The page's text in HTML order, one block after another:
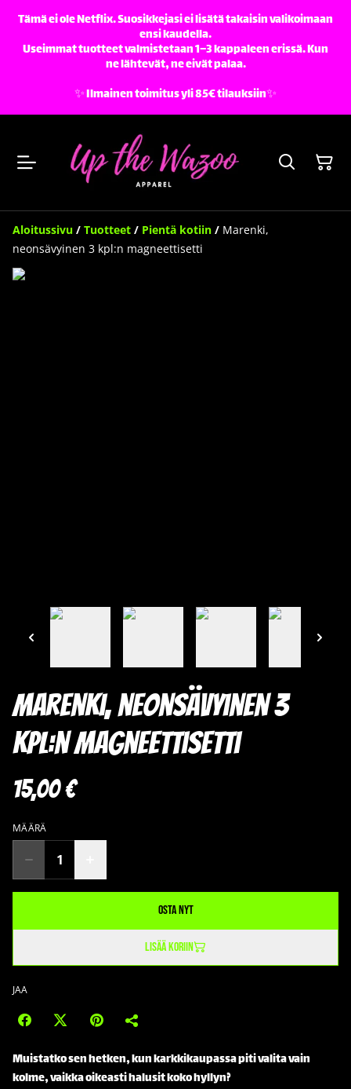
Tämä ei ole Netflix. Suosikkejasi ei lisätä takaisin valikoimaan
ensi kaudella.
Useimmat tuotteet valmistetaan 1–3 kappaleen erissä. Kun
ne lähtevät, ne eivät palaa.
✨️ Ilmainen toimitus yli 85€ tilauksiin✨️
Aloitussivu / Tuotteet / Pientä kotiin / Marenki,
neonsävyinen 3 kpl:n magneettisetti
Marenki, neonsävyinen 3
kpl:n magneettisetti
15,00 €
MÄÄRÄ
Osta nyt
Lisää koriin
JAA
Muistatko sen hetken, kun karkkikaupassa piti valita vain
kolme, vaikka oikeasti halusit koko hyllyn?